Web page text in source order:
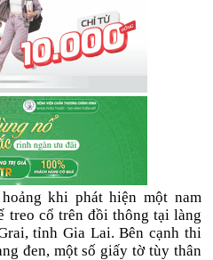
khi phát hiện một nam
treo cổ trên đồi thông tại làng
tỉnh Gia Lai. Bên cạnh thi
đen, một số giấy tờ tùy thân